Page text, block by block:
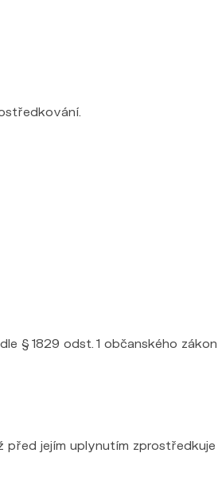
, dle § 1829 odst. 1 občanského
jejím uplynutím zprostředkuje